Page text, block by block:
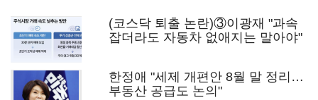
(코스닥 퇴출 논란)③이광재 "과속
잡더라도 자동차 없애지는 말아야"
한정애 "세제 개편안 8월 말 정리…
부동산 공급도 논의"